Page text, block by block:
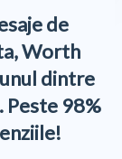
de
Worth
dintre
98%